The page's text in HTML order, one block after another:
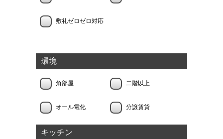
敷礼ゼロゼロ対応
環境
角部屋 二階以上
オール電化 分譲賃貸
キッチン